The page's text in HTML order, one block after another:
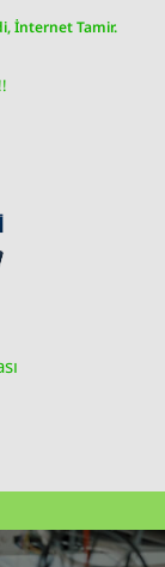
İnternet Tamir.